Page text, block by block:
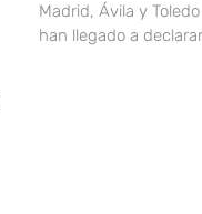
Madrid, Ávila y
han llegado a